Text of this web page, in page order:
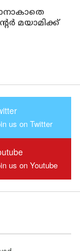
മയാമിക്ക്
us on Twitter
us on Youtube